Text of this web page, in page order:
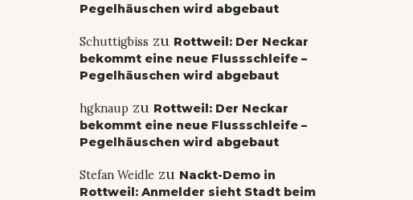
Pegelhäuschen wird abgebaut
Schuttigbiss zu Rottweil: Der Neckar
bekommt eine neue Flussschleife –
Pegelhäuschen wird abgebaut
hgknaupzu Rottweil: Der Neckar
bekommt eine neue Flussschleife –
Pegelhäuschen wird abgebaut
Stefan Weidle zu Nackt-Demo in
Rottweil: Anmelder sieht Stadt beim